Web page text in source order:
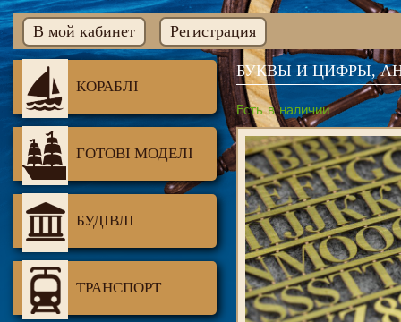
В мой кабинет Регистрация
КОРАБЛІ
ГОТОВІ МОДЕЛІ
БУДІВЛІ
ТРАНСПОРТ
БУКВЫ И ЦИФРЫ,
Есть в наличии